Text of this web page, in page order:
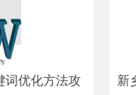
词优化方法攻
新